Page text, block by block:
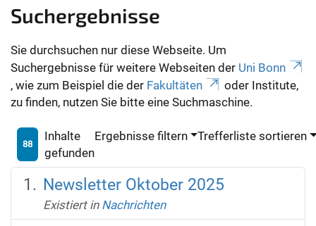
Suchergebnisse
Sie durchsuchen nur diese Webseite. Um
Suchergebnisse für weitere Webseiten der Uni Bonn
, wie zum Beispiel die der Fakultäten
oder Institute,
zu finden, nutzen Sie bitte eine Suchmaschine.
88
Inhalte
gefunden
Ergebnisse filtern Trefferliste sortieren
Newsletter Oktober 2025
Existiert in Nachrichten